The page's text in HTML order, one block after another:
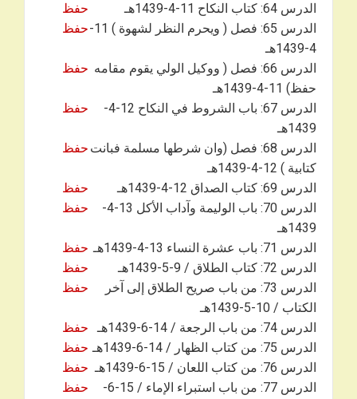
الدرس 64: كتاب النكاح 11-4-1439هـ
حفظ
الدرس 65: فصل ( ويحرم النظر لشهوة ) 11-
4-1439هـ
حفظ
الدرس 66: فصل ( ووكيل الولي يقوم مقامه
حفظ) 11-4-1439هـ
حفظ
الدرس 67: باب الشروط في النكاح 12-4-
1439هـ
حفظ
الدرس 68: فصل (وان شرطها مسلمة فبانت
كتابية ) 12-4-1439هـ
حفظ
الدرس 69: كتاب الصداق 12-4-1439هـ
حفظ
الدرس 70: باب الوليمة وآداب الأكل 13-4-
1439هـ
حفظ
الدرس 71: باب عشرة النساء 13-4-1439هـ
حفظ
الدرس 72: كتاب الطلاق / 9-5-1439هـ
حفظ
الدرس 73: من باب صريح الطلاق إلى آخر
الكتاب / 10-5-1439هـ
حفظ
الدرس 74: من باب الرجعة / 14-6-1439هـ
حفظ
الدرس 75: من كتاب الظهار / 14-6-1439هـ
حفظ
الدرس 76: من كتاب اللعان / 15-6-1439هـ
حفظ
الدرس 77: من باب استبراء الإماء / 15-6-
حفظ